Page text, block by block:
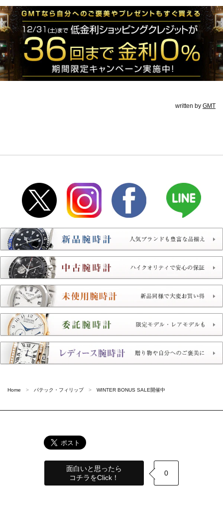
written by GMT
Home パテック・フィリップ WINTER BONUS SALE開催中
面白いと思ったら
コチラをClick！
0